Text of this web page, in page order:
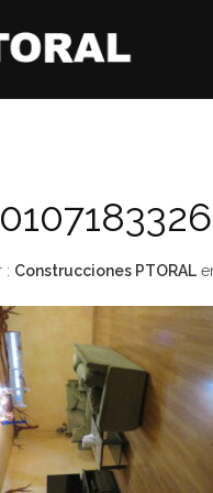
: Construcciones PTORAL